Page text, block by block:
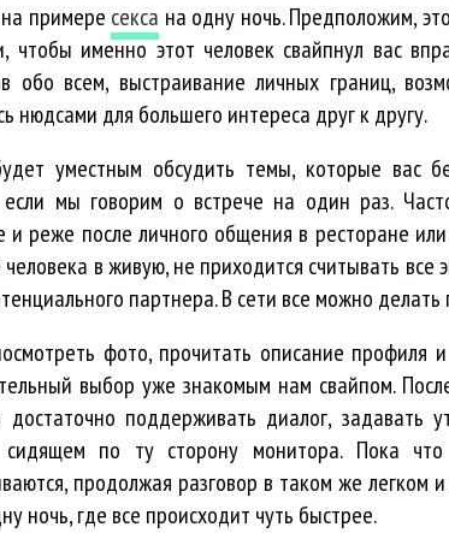
примере секса на одну ночь. Предположим,
чтобы именно этот человек свайпнул вас
обо всем, выстраивание личных границ,
нюдсами для большего интереса друг к другу.
уместным обсудить темы, которые вас
мы говорим о встрече на один раз.
и реже после личного общения в ресторане
в живую, не приходится считывать все
партнера. В сети все можно делать
фото, прочитать описание профиля
выбор уже знакомым нам свайпом.
достаточно поддерживать диалог,
сидящем по ту сторону монитора. Пока
продолжая разговор в таком же
ночь, где все происходит чуть быстрее.